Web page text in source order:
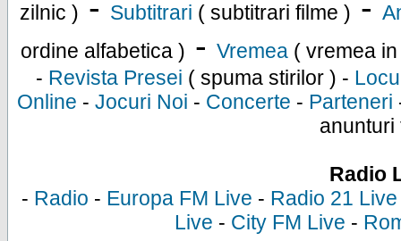
zilnic ) - Subtitrari ( subtitrari filme ) -
ordine alfabetica ) - Vremea ( vremea
- Revista Presei ( spuma stirilor ) -
Online - Jocuri Noi - Concerte - Parteneri
anunturi
Radio
- Radio - Europa FM Live - Radio 21 Live
Live - City FM Live -